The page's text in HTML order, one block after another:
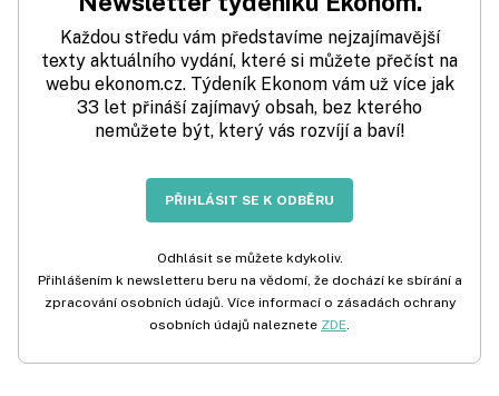
Každou středu vám představíme nejzajímavější
texty aktuálního vydání, které si můžete přečíst na
webu ekonom.cz. Týdeník Ekonom vám už více jak
33 let přináší zajímavý obsah, bez kterého
nemůžete být, který vás rozvíjí a baví!
PŘIHLÁSIT SE K ODBĚRU
Odhlásit se můžete kdykoliv.
Přihlášením k newsletteru beru na vědomí, že dochází ke sbírání a
zpracování osobních údajů. Více informací o zásadách ochrany
osobních údajů naleznete ZDE.